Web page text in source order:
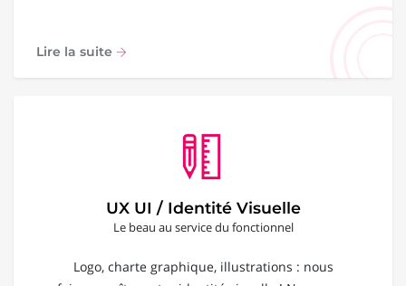
Lire la suite
UX UI / Identité Visuelle
Le beau au service du fonctionnel
Logo, charte graphique, illustrations : nous